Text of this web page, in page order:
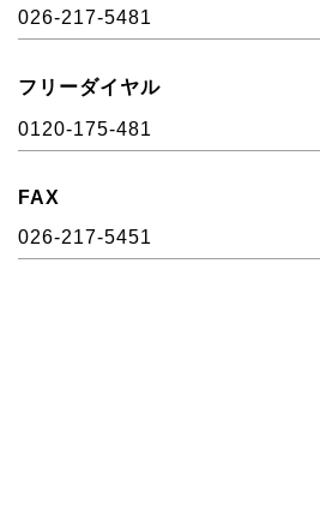
026-217-5481
フリーダイヤル
0120-175-481
FAX
026-217-5451